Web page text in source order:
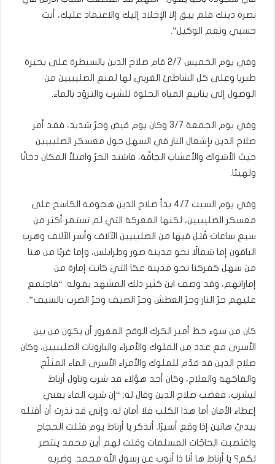
نصرة دينك فلم يبق إلا الإخلاد إليك والاعتماد عليك، أنت
حسبي ونعم الوكيل”.
وفي يوم الخميس 2/7 قام صلاح الدين بالسيطرة على بحيرة
طبريا وعلى كل الشاطئ الغربي لها لمنع الصليبيين من
الوصول إلى ينابيع المياه الحلوة للشرب والتزوّد بالماء.
وفي يوم الجمعة 3/7 وكان يوم قيض وحرّ شديد، فقد أمر
صلاح الدين بإشعال النار في السهل حول معسكر الصليبيين
حيث الأشواك والأعشاب الجافّة، فاشتد الحرّ وامتلأ المكان دخانًا
ولهيبًا.
وفي يوم السبت 4/7 بدأ صلاح الدين هجومه الكاسح على
معسكر الصليبيين، لكنها المعركة التي لم تستمر أكثر من
سبع ساعات قُتل فيها من الصليبيين الآلاف وأسر الآلاف وهرب
الباقون إما شمالًا نحو مدينة صور وطرابلس، وإما غربًا من هنا
من سهل كفركنا نحو مدينة عكا التي كانت إمارة من
إماراتهم، وقد وصف ابن كثير ذلك المشهد بقوله: “فاجتمع
عليهم حرّ النار وحرّ العطش وحرّ الصيف وحرّ الضرب بالسيف”.
كان من سوء حظ أمير الكرك الوقح المغرور أن يكون من بين
الأسرى مع عدد من الملوك والأمراء والبارونات الصليبيين، وكان
صلاح الدين قد قدّم للملوك والأمراء الأسرى الماء المثلّج
والفاكهة والعلاج، وكان أحد هؤلاء قد شرب وناول أرناط
ليشرب، فغضب صلاح الدين وقال له: “إن شرب الماء يعني
إعطاء الأمان أما هذا الكلب فلا أمان له. وإني قد نذرت أن أقتله
بيديّ هاتين إذا وقع أسيرًا. أتذكر يا أرناط يوم قتلت الحجاج
واغتصبت الحاجّات المسلمات وقلت لهم أين محمد ينتصر
لكم؟ يا أرناط ها أنا ذا أنوب عن رسول الله محمد. وضربه